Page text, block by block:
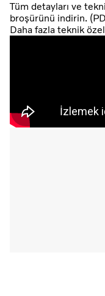
Tüm detayları ve
broşürünü indirin.
Daha fazla teknik